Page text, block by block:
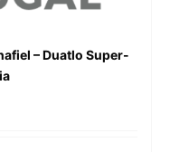
– Duatlo Super-